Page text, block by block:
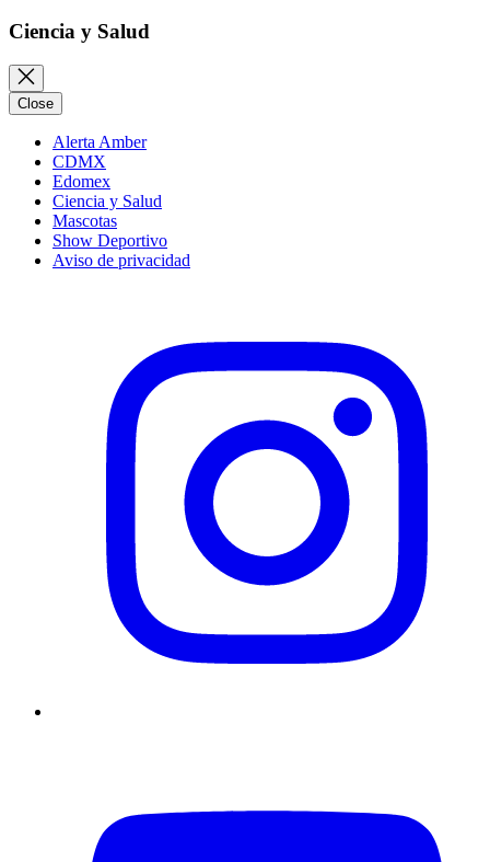
Ciencia y Salud
Close
Alerta Amber
CDMX
Edomex
Ciencia y Salud
Mascotas
Show Deportivo
Aviso de privacidad